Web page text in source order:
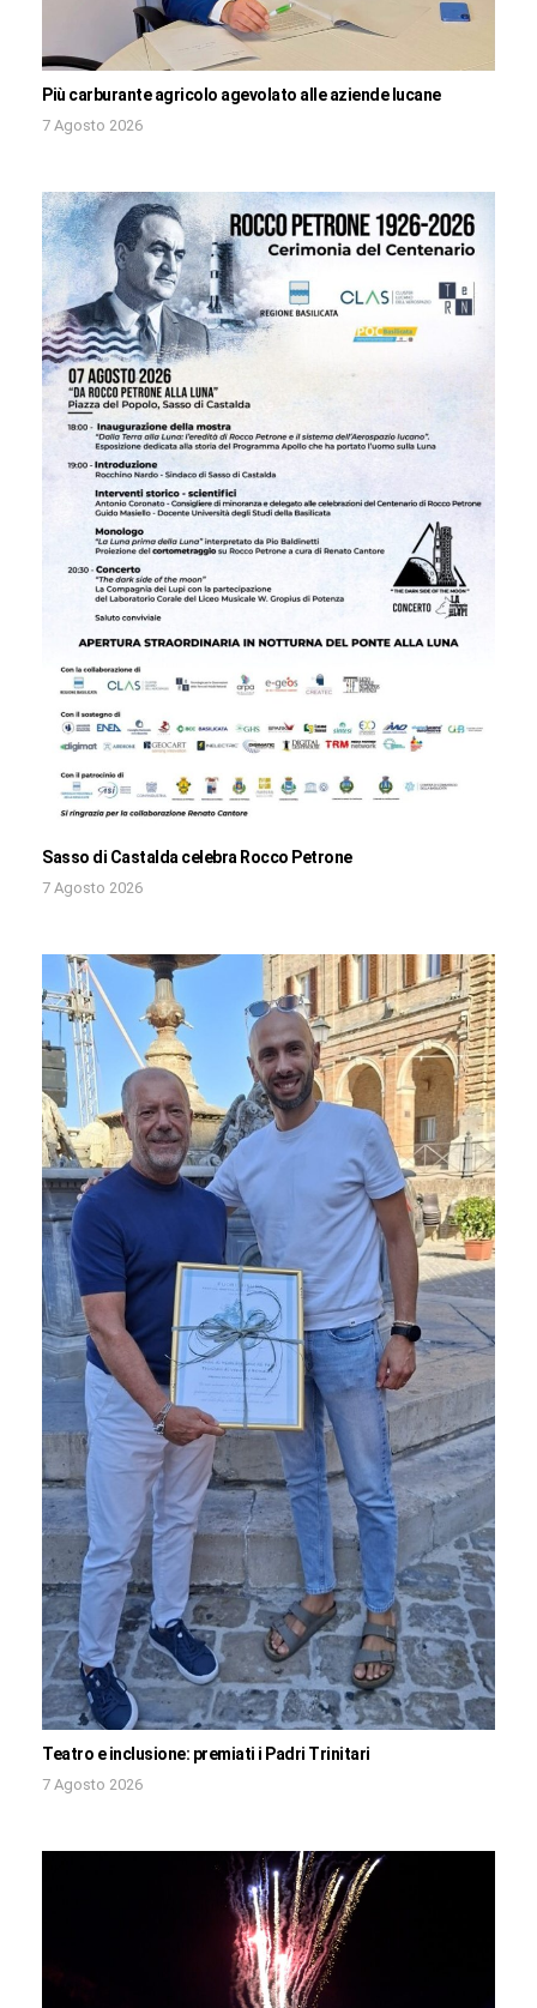
Più carburante agricolo agevolato alle aziende lucane
7 Agosto 2026
Sasso di Castalda celebra Rocco Petrone
7 Agosto 2026
Teatro e inclusione: premiati i Padri Trinitari
7 Agosto 2026